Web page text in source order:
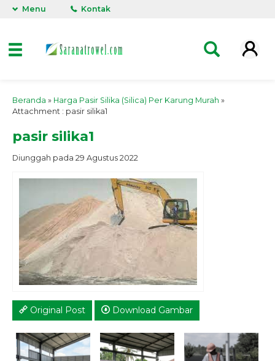
Menu Kontak
Beranda » Harga Pasir Silika (Silica) Per Karung Murah »
Attachment : pasir silika1
pasir silika1
Diunggah pada 29 Agustus 2022
Original Post Download Gambar